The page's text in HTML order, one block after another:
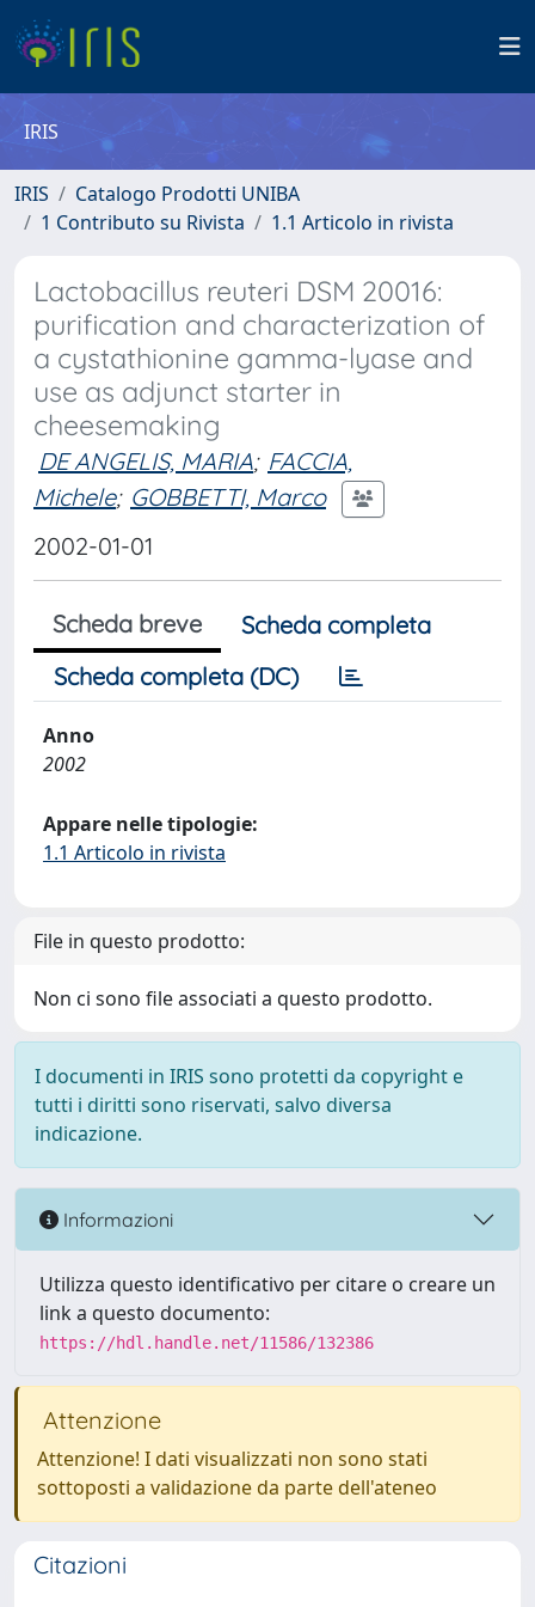
IRIS
IRIS
Catalogo Prodotti UNIBA
1 Contributo su Rivista
1.1 Articolo in rivista
Lactobacillus reuteri DSM 20016:
purification and characterization of
a cystathionine gamma-lyase and
use as adjunct starter in
cheesemaking
DE ANGELIS, MARIA; FACCIA,
Michele; GOBBETTI, Marco
2002-01-01
Scheda breve
Scheda completa
Scheda completa (DC)
Anno
2002
Appare nelle tipologie:
1.1 Articolo in rivista
File in questo prodotto:
Non ci sono file associati a questo prodotto.
I documenti in IRIS sono protetti da copyright e
tutti i diritti sono riservati, salvo diversa
indicazione.
Informazioni
Utilizza questo identificativo per citare o creare un
link a questo documento:
https://hdl.handle.net/11586/132386
Attenzione
Attenzione! I dati visualizzati non sono stati
sottoposti a validazione da parte dell'ateneo
Citazioni